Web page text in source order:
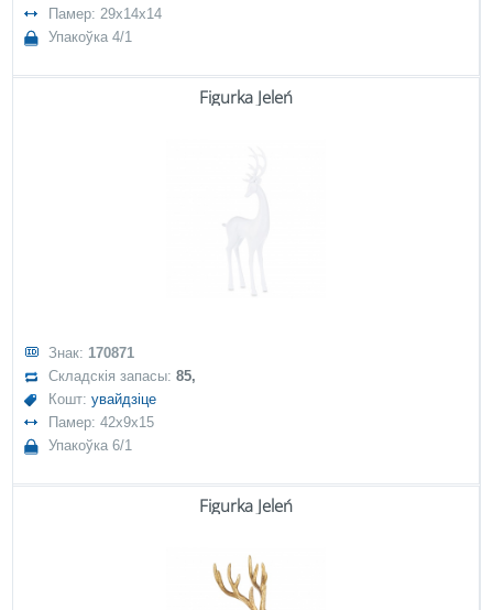
Памер: 29x14x14
Упакоўка 4/1
Figurka Jeleń
Знак: 170871
Складскія запасы:85,
Кошт:увайдзіце
Памер: 42x9x15
Упакоўка 6/1
Figurka Jeleń